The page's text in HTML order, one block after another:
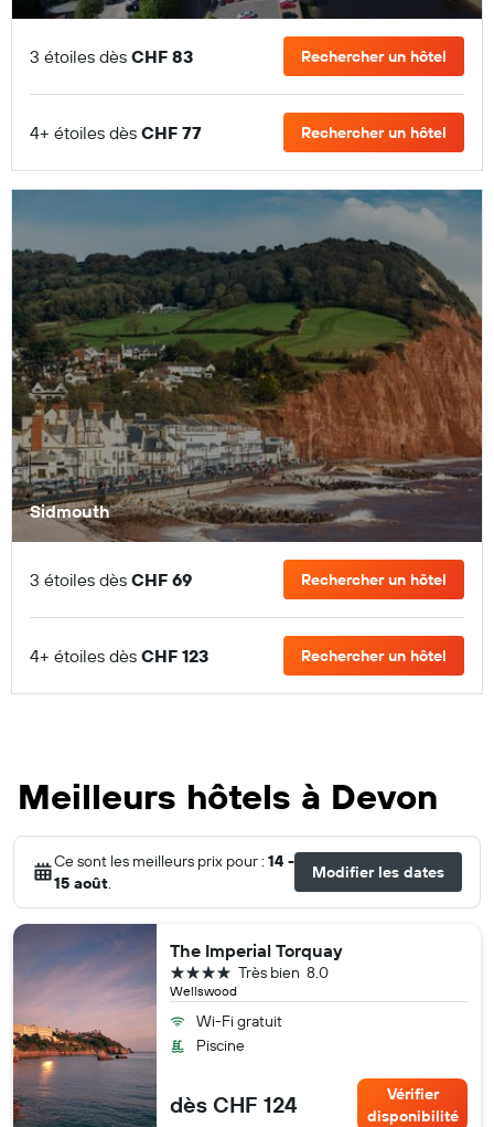
3 étoiles dès CHF 83 Rechercher un hôtel
4+ étoiles dès CHF 77 Rechercher un hôtel
Sidmouth
3 étoiles dès CHF 69 Rechercher un hôtel
4+ étoiles dès CHF 123 Rechercher un hôtel
Meilleurs hôtels à Devon
Ce sont les meilleurs prix pour : 14 -
15 août.
Modifier les dates
The Imperial Torquay
Wellswood
8.0
Très bien
4 étoiles
Wi-Fi gratuit
Piscine
dès CHF 124
Vérifier
disponibilité